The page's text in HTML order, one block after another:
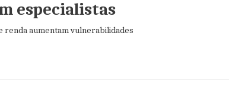
especialistas
renda aumentam vulnerabilidades